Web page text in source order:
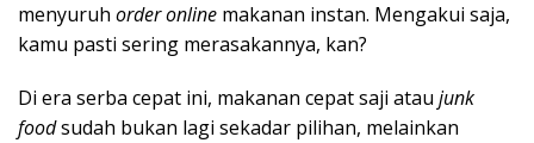
menyuruh order online makanan instan. Mengakui saja,
kamu pasti sering merasakannya, kan?
Di era serba cepat ini, makanan cepat saji atau junk
foodsudah bukan lagi sekadar pilihan, melainkan